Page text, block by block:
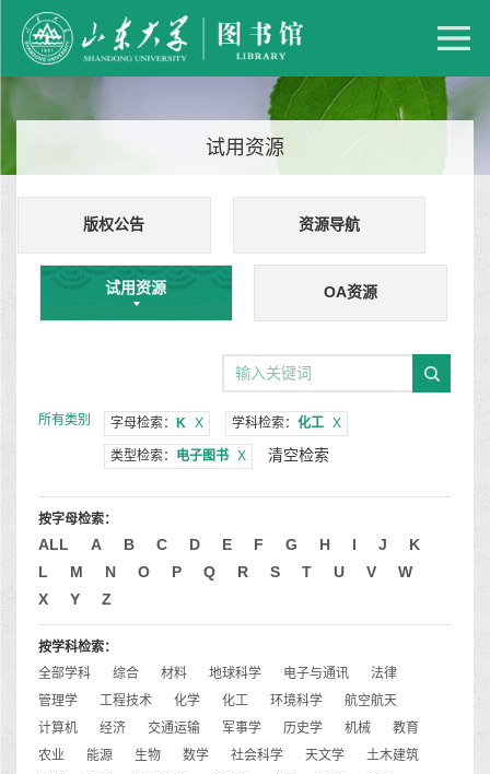
试用资源
版权公告 资源导航
试用资源 OA资源
所有类别 字母检索： K X 学科检索： 化工 X
类型检索： 电子图书 X 清空检索
按字母检索：
ALL A B C D E F G H I J
K
L
M N O P Q R S T U V
W
X
Y Z
按学科检索：
全部学科
综合 材料 地球科学 电子与通讯
法律
管理学
工程技术 化学 化工 环境科学
航空航天
计算机
经济 交通运输 军事学 历史学 机械
教育
农业
能源 生物 数学 社会科学 天文学
土木建筑